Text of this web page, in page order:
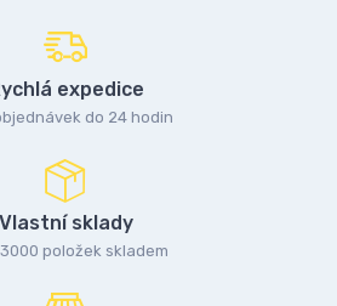
expedice
do 24 hodin
Vlastní sklady
položek skladem